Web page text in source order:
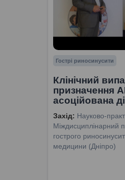
Гострі риносинусити
Клінічний
призначення
асоційована
Захід: Науково-
Міждисциплінарний
гострого
медицини (Дніпро)